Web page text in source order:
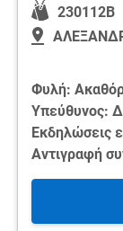
230112Β
Φυλή:
Υπεύθυνος:
Εκδηλώσεις
Αντιγραφή